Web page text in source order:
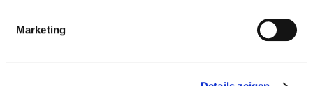
Marketing
BASIS-INFOS
Anzahl der Fachabteilungen: 1